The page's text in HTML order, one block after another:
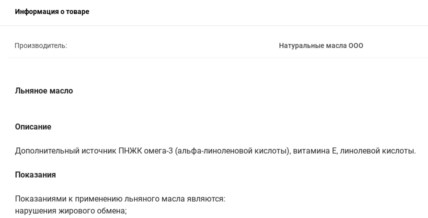
Информация о товаре
Производитель: Натуральные масла ООО
Льняное масло
Описание
Дополнительный источник ПНЖК омега-3 (альфа-линоленовой кислоты), витамина Е, линолевой кислоты.
Показания
Показаниями к применению льняного масла являются:
нарушения жирового обмена;